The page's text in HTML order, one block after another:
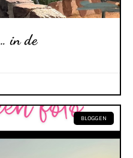
in de
BLOGGEN